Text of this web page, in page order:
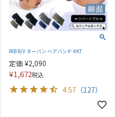
RIB R/V ターバン ヘアバンド #KT
定価 ¥2,090
¥1,672税込
4.57 （127）